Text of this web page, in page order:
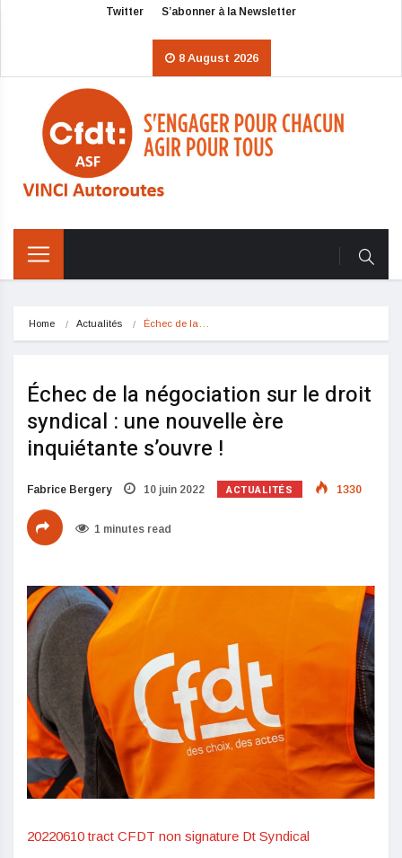
Twitter S’abonner à la Newsletter
8 August 2026
Home Actualités Échec de la…
Échec de la négociation sur le droit
syndical : une nouvelle ère
inquiétante s’ouvre !
Fabrice Bergery 10 juin 2022 ACTUALITÉS 1330
1 minutes read
20220610 tract CFDT non signature Dt Syndical